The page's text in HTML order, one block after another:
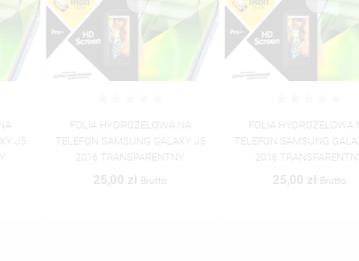
FOLIA HYDROŻELOWA NA
TELEFON SAMSUNG GALAXY J5
2016 TRANSPARENTNY
25,00 zł Brutto
FOLIA HYDROŻELOWA NA
TELEFON SAMSUNG GALAXY J5
2016 TRANSPARENTNY
25,00 złBrutto